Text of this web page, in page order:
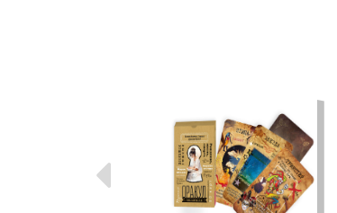
Предыдущие